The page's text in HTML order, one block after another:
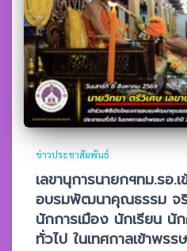
ข่าวประชาสัมพันธ์
เลขานุการนายกฯทม.รอ.
อบรมพัฒนาคุณธรรม จริ
นักการเมือง นักเรียน นั
ทั่วไป ในเทศกาลเข้าพร